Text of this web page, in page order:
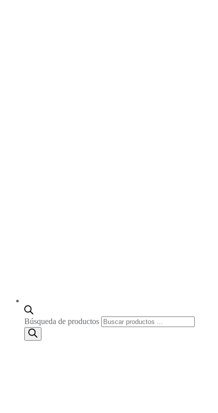
Búsqueda de productos